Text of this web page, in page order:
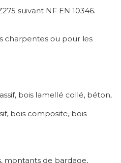
suivant NF EN 10346.
charpentes ou pour les
bois lamellé collé, béton,
bois composite, bois
montants de bardage,